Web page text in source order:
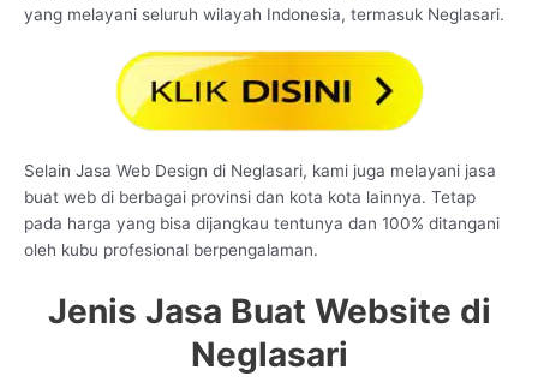
yang melayani seluruh wilayah Indonesia, termasuk Neglasari.
Selain Jasa Web Design di Neglasari, kami juga melayani jasa
buat web di berbagai provinsi dan kota kota lainnya. Tetap
pada harga yang bisa dijangkau tentunya dan 100% ditangani
oleh kubu profesional berpengalaman.
Jenis Jasa Buat Website di
Neglasari